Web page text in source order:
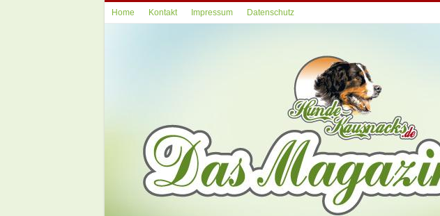
Home Kontakt Impressum Datenschutz